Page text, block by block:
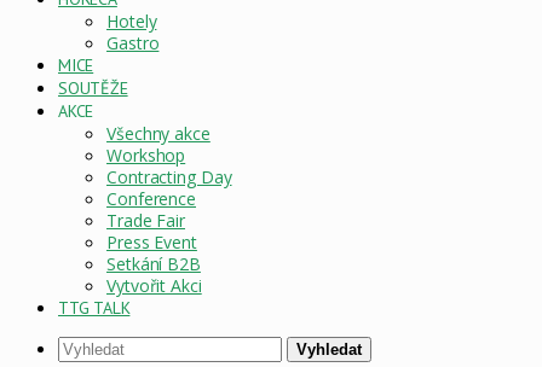
Hotely
Gastro
MICE
SOUTĚŽE
AKCE
Všechny akce
Workshop
Contracting Day
Conference
Trade Fair
Press Event
Setkání B2B
Vytvořit Akci
TTG TALK
Vyhledat